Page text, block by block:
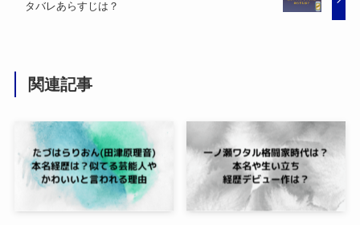
タバレあらすじは？
関連記事